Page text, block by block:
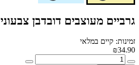
גרביים מעוצבים דובדבן צבעוני
זמינות: קיים במלאי
₪34.90